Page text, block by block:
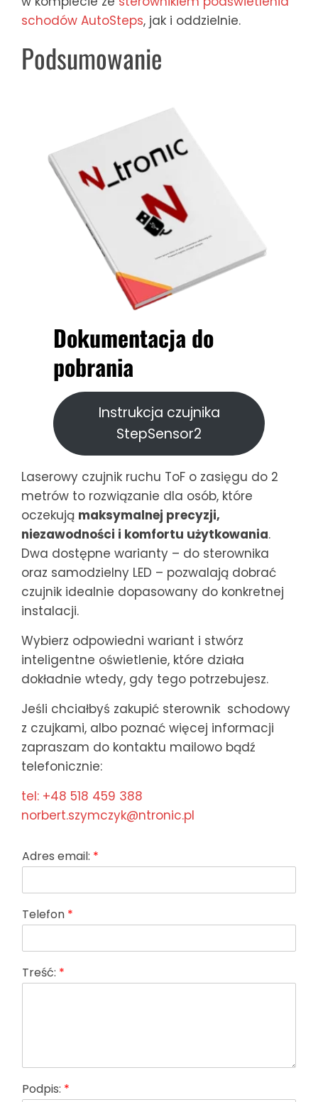
schodów AutoSteps, jak i oddzielnie.
Podsumowanie
Dokumentacja do
pobrania
Instrukcja czujnika
StepSensor2
Laserowy czujnik ruchu ToF o zasięgu do 2
metrów to rozwiązanie dla osób, które
oczekują maksymalnej precyzji,
niezawodności i komfortu użytkowania.
Dwa dostępne warianty – do sterownika
oraz samodzielny LED – pozwalają dobrać
czujnik idealnie dopasowany do konkretnej
instalacji.
Wybierz odpowiedni wariant i stwórz
inteligentne oświetlenie, które działa
dokładnie wtedy, gdy tego potrzebujesz.
Jeśli chciałbyś zakupić sterownik schodowy
z czujkami, albo poznać więcej informacji
zapraszam do kontaktu mailowo bądź
telefonicznie:
tel: +48 518 459 388
norbert.szymczyk@ntronic.pl
Adres email: *
Telefon *
Treść: *
Podpis: *